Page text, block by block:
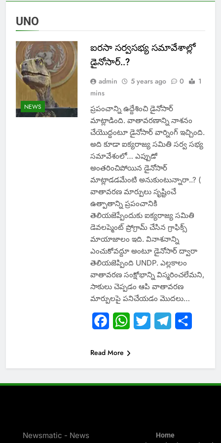
UNO
NEWS
ఐరసా సర్వసభ్య సమావేశాల్లో
డైనోసార్..?
admin 5 years ago 0
1
mins
ప్రపంచాన్ని ఉద్దేశించి డైనోసార్
మాట్లాడింది. వాతావ‌రణాన్ని నాశనం
చేయొద్దంటూ డైనోసార్ వార్నింగ్ ఇచ్చింది.
అది కూడా ఐక్యరాజ్య సమితి సర్వ సభ్య
సమావేశంలో… ఎప్పుడో
అంతరించిపోయిన డైనోసార్
మాట్లాడడమేంటి అనుకుంటున్నారా..? (
వాతావరణ మార్పులు సృష్టించే
ఉత్పాతాన్ని ప్రపంచానికి
తెలియజెప్పేందుకు ఐక్యరాజ్య సమితి
డెవలప్మెంట్ ప్రోగ్రామ్ చేసిన గ్రాఫిక్స్
మాయాజాలం ఇది. వినాశనాన్ని
ఎంచుకోవద్దూ అంటూ డైనోసార్ ద్వారా
తెలియజెప్పింది UNDP. ఎల్లకాలం
వాతావరణ సంక్షోభాన్ని విస్మరించలేమని,
సాకులు చెప్పడం ఆపి వాతావరణ
మార్పులపై పనిచేయడం మొదలు…
FacebookWhatsApp
Twitter Telegram
Read More
Newsmatic - News
Home